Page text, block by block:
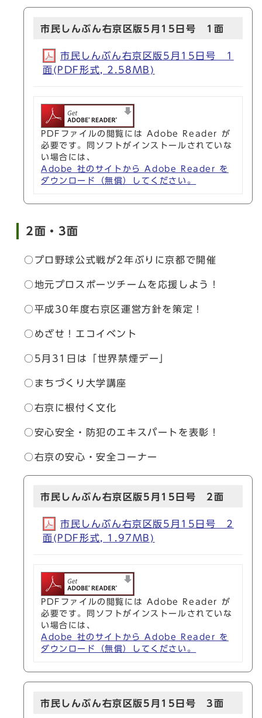
市民しんぶん右京区版5月15日号 1面
市民しんぶん右京区版5月15日号 1
面(PDF形式, 2.58MB)
PDFファイルの閲覧には Adobe Reader が
必要です。同ソフトがインストールされていな
い場合には、
Adobe 社のサイトから Adobe Reader を
ダウンロード（無償）してください。
2面・3面
○プロ野球公式戦が2年ぶりに京都で開催
○地元プロスポーツチームを応援しよう！
○平成30年度右京区運営方針を策定！
○めざせ！エコイベント
○5月31日は「世界禁煙デー」
○まちづくり大学講座
○右京に根付く文化
○安心安全・防犯のエキスパートを表彰！
○右京の安心・安全コーナー
市民しんぶん右京区版5月15日号 2面
市民しんぶん右京区版5月15日号 2
面(PDF形式, 1.97MB)
PDFファイルの閲覧には Adobe Reader が
必要です。同ソフトがインストールされていな
い場合には、
Adobe 社のサイトから Adobe Reader を
ダウンロード（無償）してください。
市民しんぶん右京区版5月15日号 3面